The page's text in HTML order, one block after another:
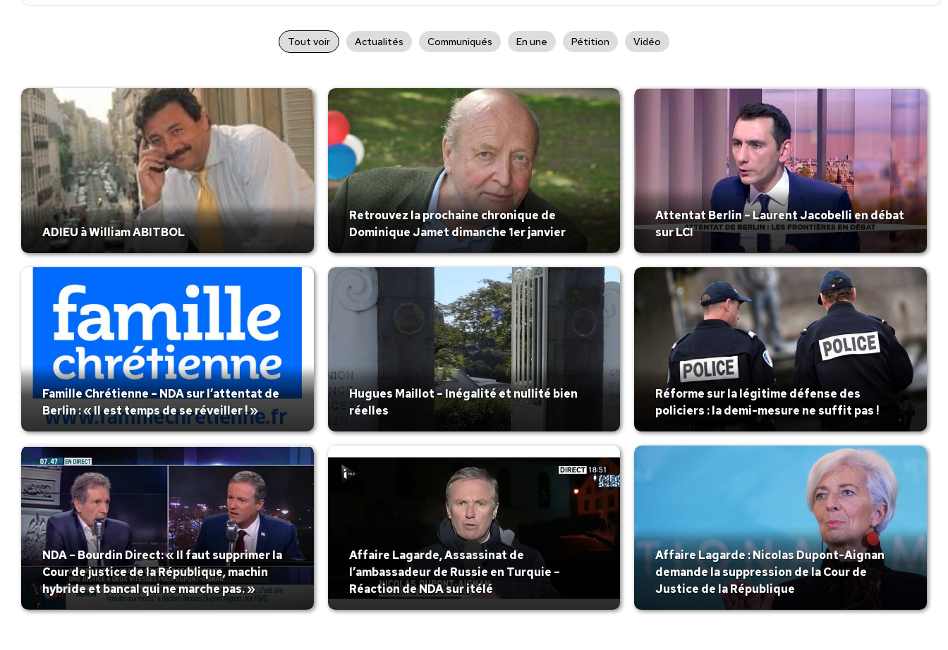
Tout voir Actualités Communiqués En une Pétition Vidéo
ADIEU à William ABITBOL
Retrouvez la prochaine chronique de
Dominique Jamet dimanche 1er janvier
Attentat Berlin – Laurent Jacobelli en débat
sur LCI
Famille Chrétienne – NDA sur l’attentat de
Berlin : « Il est temps de se réveiller ! »
Hugues Maillot – Inégalité et nullité bien
réelles
Réforme sur la légitime défense des
policiers : la demi-mesure ne suffit pas !
NDA – Bourdin Direct: « Il faut supprimer la
Cour de justice de la République, machin
hybride et bancal qui ne marche pas. »
Affaire Lagarde, Assassinat de
l’ambassadeur de Russie en Turquie –
Réaction de NDA sur itélé
Affaire Lagarde : Nicolas Dupont-Aignan
demande la suppression de la Cour de
Justice de la République